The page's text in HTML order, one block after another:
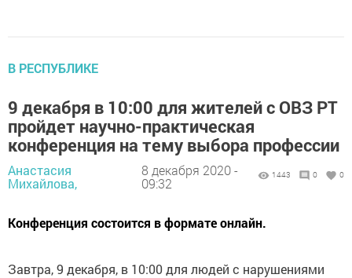
В РЕСПУБЛИКЕ
9 декабря в 10:00 для жителей с ОВЗ РТ
пройдет научно-практическая
конференция на тему выбора профессии
Анастасия
Михайлова,
8 декабря 2020 -
09:32
1443 0 0
Конференция состоится в формате онлайн.
Завтра, 9 декабря, в 10:00 для людей с нарушениями